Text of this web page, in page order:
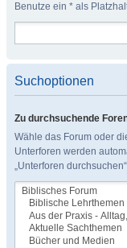
Benutze ein * als
Suchoptionen
Zu durchsuchende
Wähle das Forum oder
Unterforen werden
„Unterforen